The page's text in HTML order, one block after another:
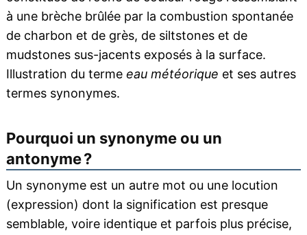
à une brèche brûlée par la combustion spontanée
de charbon et de grès, de siltstones et de
mudstones sus-jacents exposés à la surface.
Illustration du terme eau météorique et ses autres
termes synonymes.
Pourquoi un synonyme ou un
antonyme ?
Un synonyme est un autre mot ou une locution
(expression) dont la signification est presque
semblable, voire identique et parfois plus précise,